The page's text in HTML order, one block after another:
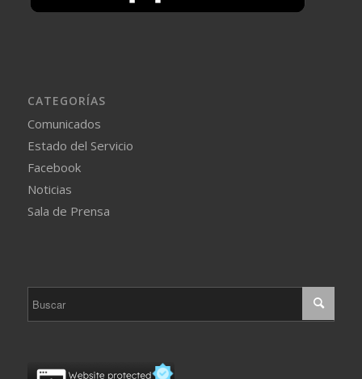
CATEGORÍAS
Comunicados
Estado del Servicio
Facebook
Noticias
Sala de Prensa